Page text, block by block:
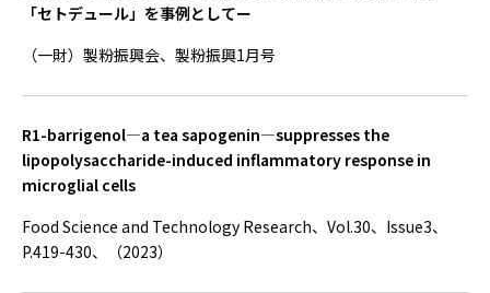
「セトデュール」を事例としてー
（一財）製粉振興会、製粉振興1月号
R1-barrigenol—a tea sapogenin—suppresses the
lipopolysaccharide-induced inflammatory response in
microglial cells
Food Science and Technology Research、Vol.30、Issue3、
P.419-430、（2023）